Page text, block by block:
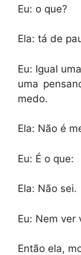
Eu: o que?
Ela: tá de
Eu: Igual
uma
medo.
Ela: Não é
Eu: É o que:
Ela: Não sei.
Eu: Nem ver
Então ela,